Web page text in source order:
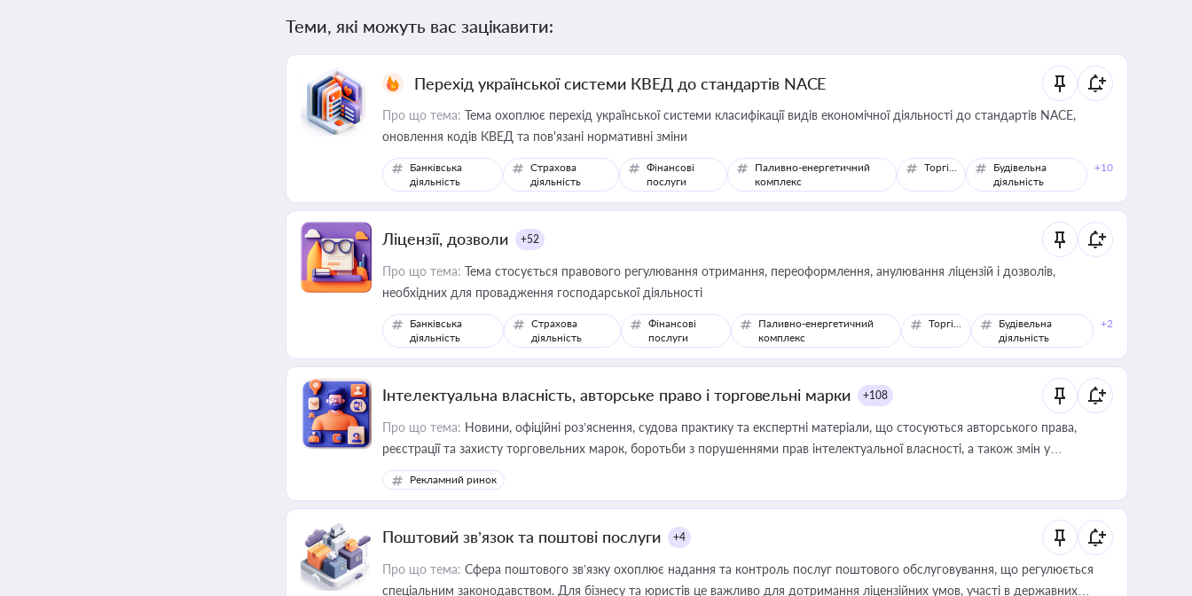
Теми, які можуть вас зацікавити:
Перехід української системи КВЕД до стандартів NACE
Про що тема: Тема охоплює перехід української системи класифікації видів економічної діяльності до стандартів NACE,
оновлення кодів КВЕД та пов'язані нормативні зміни
Банківська
діяльність
Страхова
діяльність
Фінансові
послуги
Паливно-енергетичний
комплекс
Торгівля
Будівельна
діяльність
+10
Ліцензії, дозволи +52
Про що тема: Тема стосується правового регулювання отримання, переоформлення, анулювання ліцензій і дозволів,
необхідних для провадження господарської діяльності
Банківська
діяльність
Страхова
діяльність
Фінансові
послуги
Паливно-енергетичний
комплекс
Торгівля
Будівельна
діяльність
+2
Інтелектуальна власність, авторське право і торговельні марки +108
Про що тема: Новини, офіційні роз’яснення, судова практику та експертні матеріали, що стосуються авторського права,
реєстрації та захисту торговельних марок, боротьби з порушеннями прав інтелектуальної власності, а також змін у
законодавстві у цій сфері
Рекламний ринок
Поштовий зв’язок та поштові послуги +4
Про що тема: Сфера поштового зв’язку охоплює надання та контроль послуг поштового обслуговування, що регулюється
спеціальним законодавством. Для бізнесу та юристів це важливо для дотримання ліцензійних умов, участі в державних